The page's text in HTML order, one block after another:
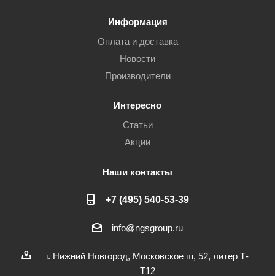
Информация
Оплата и доставка
Новости
Производители
Интересно
Статьи
Акции
Наши контакты
+7 (495) 540-53-39
info@ngsgroup.ru
г. Нижний Новгород, Московское ш, 52, литер Т-
Т12